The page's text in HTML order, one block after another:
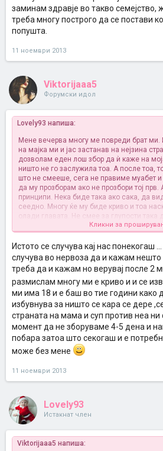
заминам здравје во такво семејство,
треба многу построго да се постави
попушта.
11 ноември 2013
Viktorijaaa5
Форумски идол
Lovely93 напиша:
Мене вечерва многу ме повреди брат ми.
на мајка ми и јас застанав на нејзина
дозволам еден лош збор да ѝ каже на
ништо не го заслужила тоа. А после тоа,
што не смееше, сега не правиме муабет
да му прозборам ако не прозбори тој прв.
принципи. Нека биде така ако сака, да
сеедно. Многу ќе му биде криво и тоа
олади главата. Не смее за глупости така
која прави се за него до ден денес, иако
работи, а тој со ништо ѝ нема помогнато,
да биде. Ќе си ја научи тој лекцијата.
јас денар не би му дала после ова
Кликни за
Истото се случува кај нас понекогаш
случува во нервоза да и кажам нешто
треба да и кажам но верувај после 2
размислам многу ми е криво и и се
ми има 18 и е баш во тие години како
избувнува за ништо се кара се дере
страната на мама и суп против неа ни
момент да не зборуваме 4-5 дена и
побара затоа што секогаш и е
може без мене
11 ноември 2013
Lovely93
Истакнат член
Viktorijaaa5 напиша: